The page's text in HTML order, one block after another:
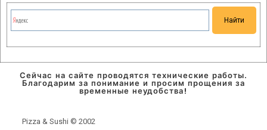
Сейчас на сайте проводятся технические работы.
Благодарим за понимание и просим прощения за
временные неудобства!
Pizza & Sushi © 2002